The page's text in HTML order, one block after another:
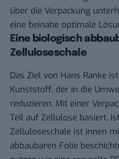
über die Verpackung
eine beinahe optimale
Eine biologisch
Zelluloseschale
Das Ziel von Hans Ranke
Kunststoff, der in die
reduzieren. Mit einer
Teil auf Zellulose basiert,
Zelluloseschale ist innen
abbaubaren Folie